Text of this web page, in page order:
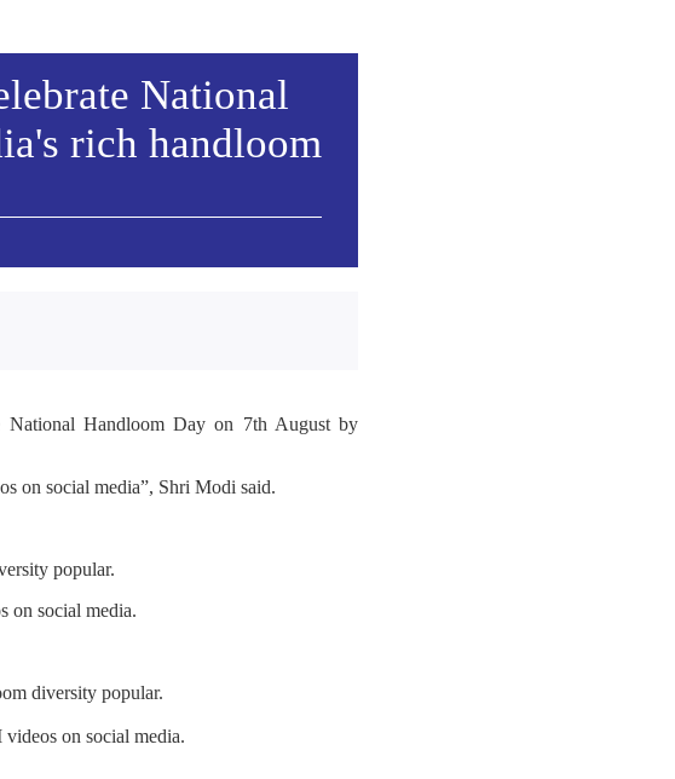
National
rich handloom
National Handloom Day on 7th August by
on social media”, Shri Modi said.
popular.
on social media.
diversity popular.
on social media.